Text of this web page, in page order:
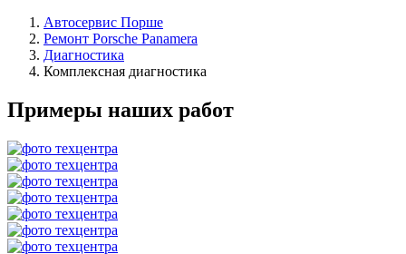
Автосервис Порше
Ремонт Porsche Panamera
Диагностика
Комплексная диагностика
Примеры наших работ